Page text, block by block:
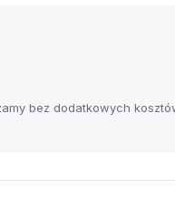
bez dodatkowych